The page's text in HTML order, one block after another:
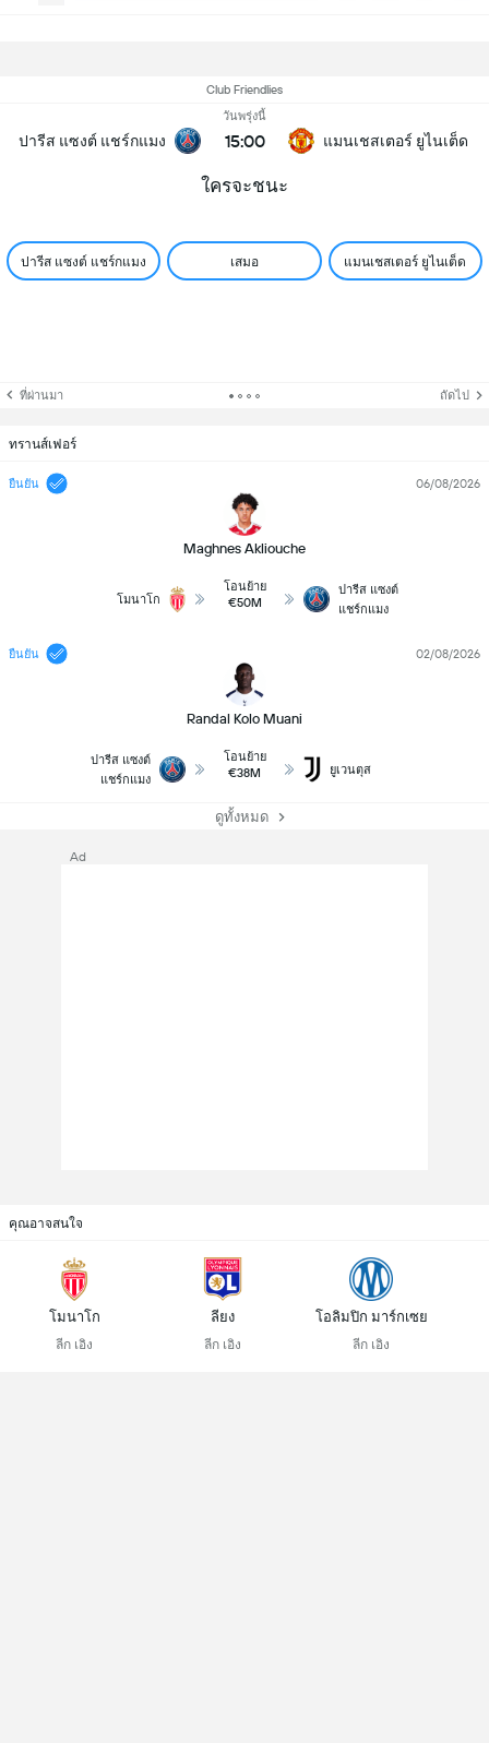
Club Friendlies
ปารีส แซงต์ แชร์กแมง
วันพรุ่งนี้
15:00 แมนเชสเตอร์ ยูไนเต็ด
ใครจะชนะ
ปารีส แซงต์ แชร์กแมง เสมอ แมนเชสเตอร์ ยูไนเต็ด
ที่ผ่านมา ถัดไป
ทรานส์เฟอร์
ยืนยัน
Maghnes Akliouche
06/08/2026
โมนาโก
โอนย้าย
€50M
ปารีส แซงต์
แชร์กแมง
ยืนยัน
Randal Kolo Muani
02/08/2026
ปารีส แซงต์
แชร์กแมง
โอนย้าย
€38M
ยูเวนตุส
ดูทั้งหมด
Ad
คุณอาจสนใจ
โมนาโก
ลีก เอิง
ลียง
ลีก เอิง
โอลิมปิก มาร์กเซย
ลีก เอิง